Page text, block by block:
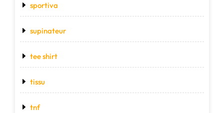
sportiva
supinateur
tee shirt
tissu
tnf